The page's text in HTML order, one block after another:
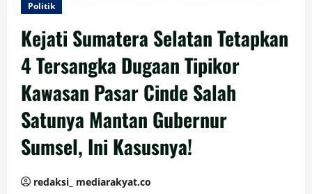
Politik
Kejati Sumatera Selatan Tetapkan
4 Tersangka Dugaan Tipikor
Kawasan Pasar Cinde Salah
Satunya Mantan Gubernur
Sumsel, Ini Kasusnya!
redaksi_ mediarakyat.co